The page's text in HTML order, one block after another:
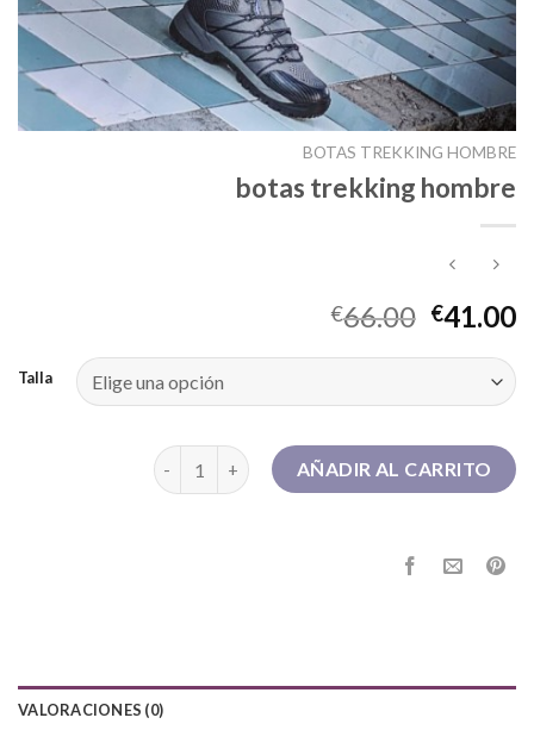
BOTAS TREKKING HOMBRE
botas trekking hombre
€66.00 €41.00
Talla
botas trekking hombre cantidad
AÑADIR AL CARRITO
VALORACIONES (0)